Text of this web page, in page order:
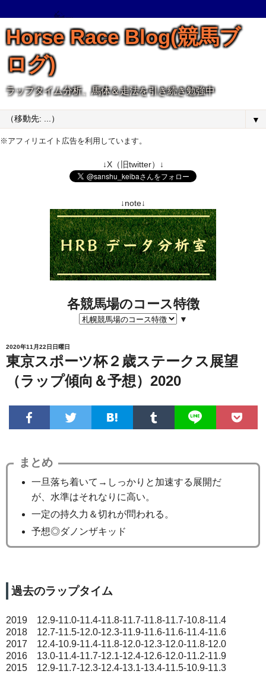
Horse Race Blog(競馬ブ
ログ)
ラップタイム分析、馬体＆走法を引き続き勉強中
▼
※アフィリエイト広告を利用しています。
↓X（旧twitter）↓
↓note↓
各競馬場のコース特徴
▼
2020年11月22日日曜日
東京スポーツ杯２歳ステークス展望
（ラップ傾向＆予想）2020
まとめ
一旦落ち着いて→しっかりと加速する展開だ
が、水準はそれなりに高い。
一定の持久力＆切れが問われる。
予想◎ダノンザキッド
過去のラップタイム
2019 12.9-11.0-11.4-11.8-11.7-11.8-11.7-10.8-11.4
2018 12.7-11.5-12.0-12.3-11.9-11.6-11.6-11.4-11.6
2017 12.4-10.9-11.4-11.8-12.0-12.3-12.0-11.8-12.0
2016 13.0-11.4-11.7-12.1-12.4-12.6-12.0-11.2-11.9
2015 12.9-11.7-12.3-12.4-13.1-13.4-11.5-10.9-11.3